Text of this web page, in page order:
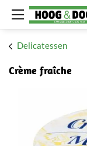
Delicatessen
Crème fraîche